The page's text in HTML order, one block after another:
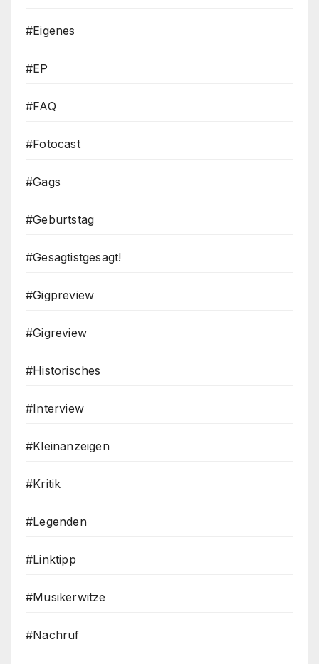
#Eigenes
#EP
#FAQ
#Fotocast
#Gags
#Geburtstag
#Gesagtistgesagt!
#Gigpreview
#Gigreview
#Historisches
#Interview
#Kleinanzeigen
#Kritik
#Legenden
#Linktipp
#Musikerwitze
#Nachruf